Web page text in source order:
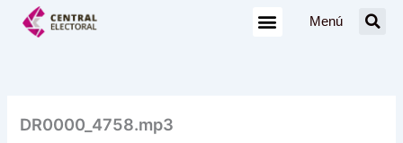
Menú
DR0000_4758.mp3